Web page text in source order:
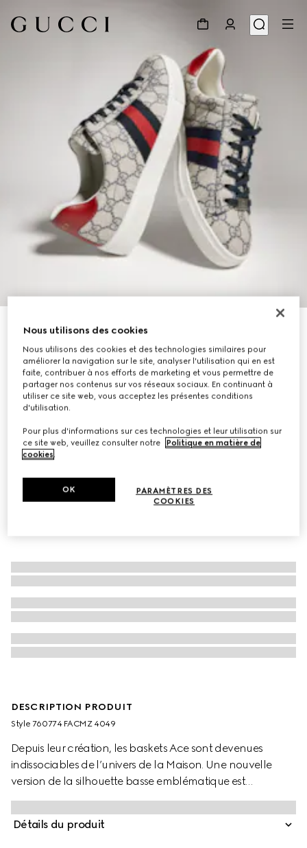
Baskets Gucci Ace avec bande Web pour femme
€ 595
Déclinaisonstoile Supreme beige et bleue
DESCRIPTION PRODUIT
Style ‎760774 FACMZ 4049
Depuis leur création, les baskets Ace sont devenues
indissociables de l’univers de la Maison. Une nouvelle
version de la silhouette basse emblématique est
présentée dans la dernière collection et comporte des
détails uniques. La toile GG Supreme beige et bleu
caractérise le modèle et une étiquette métallique « ACE »
Détails du produit
Nous utilisons des cookies
Nous utilisons des cookies et des technologies similaires pour
améliorer la navigation sur le site, analyser l'utilisation qui en est
faite, contribuer à nos efforts de marketing et vous permettre de
partager nos contenus sur vos réseaux sociaux. En continuant à
utiliser ce site web, vous acceptez les présentes conditions
d'utilisation.
Pour plus d'informations sur ces technologies et leur utilisation sur
ce site web, veuillez consulter notre
Politique en matière de
cookies.
PARAMÈTRES DES
COOKIES
OK